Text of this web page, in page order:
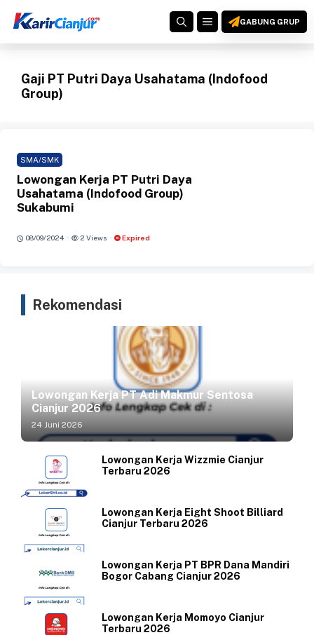
MENUGABUNG GRUP
Gaji PT Putri Daya Usahatama (Indofood
Group)
SMA/SMK
Lowongan Kerja PT Putri Daya
Usahatama (Indofood Group)
Sukabumi
08/09/2024 · 2 Views · Expired
Rekomendasi
Lowongan Kerja PT Adi Makmur Sentosa
Cianjur 2026
24 Juni 2026
Lowongan Kerja Wizzmie Cianjur
Terbaru 2026
Lowongan Kerja Eight Shoot Billiard
Cianjur Terbaru 2026
Lowongan Kerja PT BPR Dana Mandiri
Bogor Cabang Cianjur 2026
Lowongan Kerja Momoyo Cianjur
Terbaru 2026